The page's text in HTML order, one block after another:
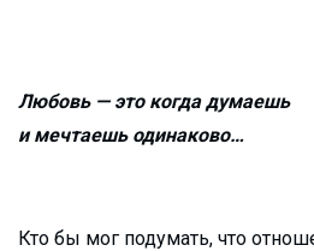
Любовь — это когда думаешь
и мечтаешь одинаково…
Кто бы мог подумать, что